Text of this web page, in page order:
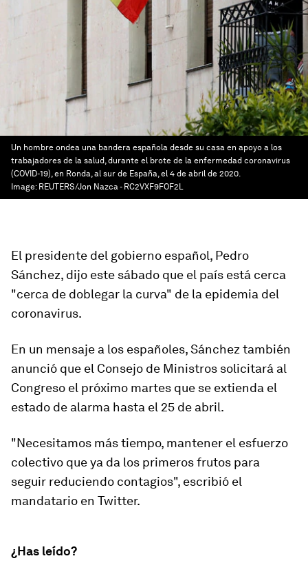
Un hombre ondea una bandera española desde su casa en apoyo a los
trabajadores de la salud, durante el brote de la enfermedad coronavirus
(COVID-19), en Ronda, al sur de España, el 4 de abril de 2020.
Image: REUTERS/Jon Nazca - RC2VXF9FOF2L
El presidente del gobierno español, Pedro
Sánchez, dijo este sábado que el país está cerca
"cerca de doblegar la curva" de la epidemia del
coronavirus.
En un mensaje a los españoles, Sánchez también
anunció que el Consejo de Ministros solicitará al
Congreso el próximo martes que se extienda el
estado de alarma hasta el 25 de abril.
"Necesitamos más tiempo, mantener el esfuerzo
colectivo que ya da los primeros frutos para
seguir reduciendo contagios", escribió el
mandatario en Twitter.
¿Has leído?